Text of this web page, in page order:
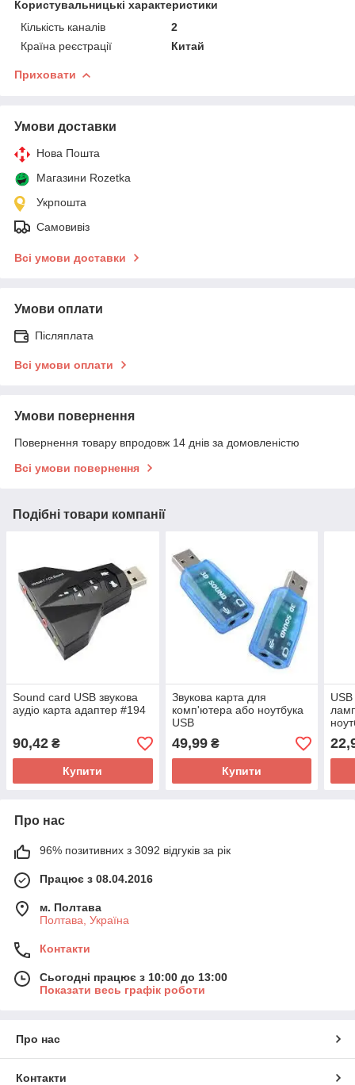
Користувальницькі характеристики
Кількість каналів
2
Країна реєстрації
Китай
Приховати
Умови доставки
Нова Пошта
Магазини Rozetka
Укрпошта
Самовивіз
Всі умови доставки
Умови оплати
Післяплата
Всі умови оплати
Умови повернення
Повернення товару впродовж 14 днів за домовленістю
Всі умови повернення
Подібні товари компанії
Sound card USB звукова
аудіо карта адаптер #194
90,42 ₴
Купити
Звукова карта для
комп'ютера або ноутбука
USB
49,99₴
Купити
USB
Про нас
96% позитивних з 3092 відгуків за рік
Працює з 08.04.2016
м. Полтава
Полтава, Україна
Контакти
Сьогодні працює з 10:00 до 13:00
Показати весь графік роботи
Про нас
Контакти